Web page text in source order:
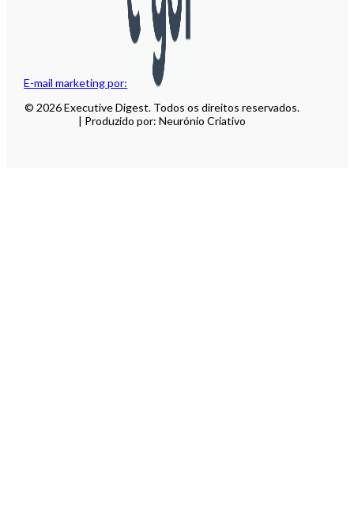
E-mail marketing por:
© 2026 Executive Digest. Todos os direitos reservados.
| Produzido por: Neurónio Criativo